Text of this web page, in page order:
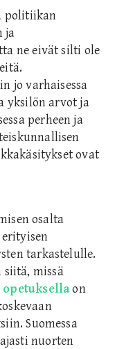
politiikan
ja
ne eivät silti ole
jo varhaisessa
yksilön arvot ja
perheen ja
ovat
osalta
erityisen
tarkastelulle.
siitä, missä
opetuksellaon
Suomessa
nuorten